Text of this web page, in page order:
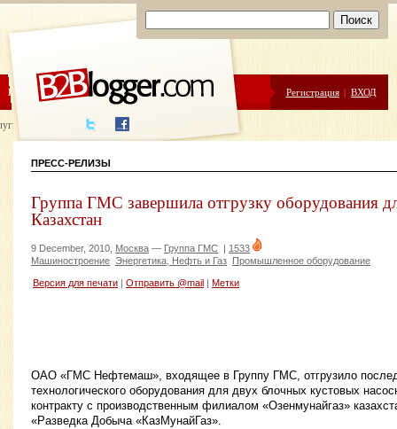
ЦЕНЫ ПОМОЩЬ Регистрация | ВХОД
написания
ПРЕСС-РЕЛИЗЫ
Группа ГМС завершила отгрузку оборудования
Казахстан
9 December, 2010, Москва — Группа ГМС | 1533
Машиностроение Энергетика, Нефть и Газ Промышленное оборудование
Версия для печати Отправить @mail Метки
ОАО «ГМС Нефтемаш», входящее в Группу ГМС, отгрузило
технологического оборудования для двух блочных кустовых
контракту с производственным филиалом «Озенмунайгаз»
«Разведка Добыча «КазМунайГаз».